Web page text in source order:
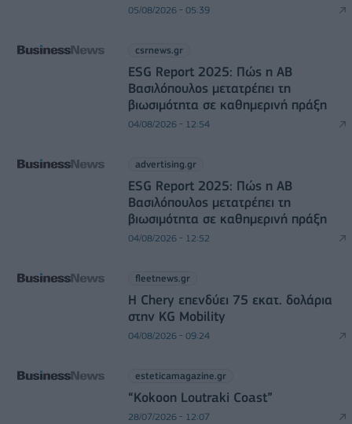
05/08/2026 - 05:39
csrnews.gr
ESG Report 2025: Πώς η ΑΒ
Βασιλόπουλος μετατρέπει τη
βιωσιμότητα σε καθημερινή πράξη
04/08/2026 - 12:54
advertising.gr
ESG Report 2025: Πώς η ΑΒ
Βασιλόπουλος μετατρέπει τη
βιωσιμότητα σε καθημερινή πράξη
04/08/2026 - 12:52
fleetnews.gr
Η Chery επενδύει 75 εκατ. δολάρια
στην KG Mobility
04/08/2026 - 09:24
esteticamagazine.gr
“Kokoon Loutraki Coast”
28/07/2026 - 12:07